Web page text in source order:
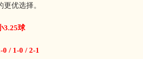
优选择。
球
/ 1-0 / 2-1